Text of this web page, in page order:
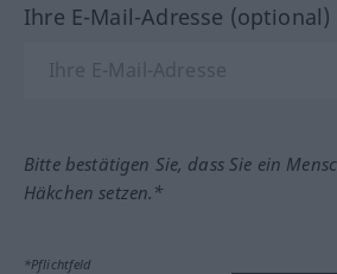
Ihre E-Mail-Adresse (optional)
Bitte bestätigen Sie, dass Sie ein
Häkchen setzen.*
*Pflichtfeld